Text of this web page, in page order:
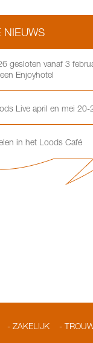
NIEUWS
gesloten vanaf 3
Enjoyhotel
Live april en mei 20-
in het Loods Café
ZAKELIJK